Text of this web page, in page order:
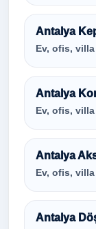
Antalya
Ev, ofis,
Antalya
Ev, ofis,
Antalya
Ev, ofis,
Antalya